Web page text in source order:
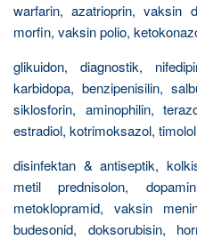
warfarin, azatrioprin, vaksin
morfin, vaksin polio,
glikuidon, diagnostik,
karbidopa, benzipenisilin,
siklosforin, aminophilin,
estradiol, kotrimoksazol,
disinfektan & antiseptik,
metil prednisolon,
metoklopramid, vaksin
budesonid, doksorubisin,